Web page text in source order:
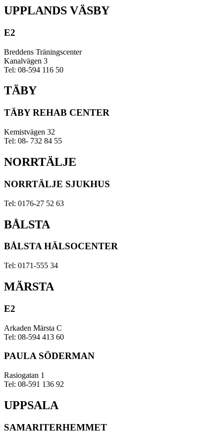
UPPLANDS VÄSBY
E2
Breddens Träningscenter
Kanalvägen 3
Tel: 08-594 116 50
TÄBY
TÄBY REHAB CENTER
Kemistvägen 32
Tel: 08- 732 84 55
NORRTÄLJE
NORRTÄLJE SJUKHUS
Tel: 0176-27 52 63
BÅLSTA
BÅLSTA HÄLSOCENTER
Tel: 0171-555 34
MÄRSTA
E2
Arkaden Märsta C
Tel: 08-594 413 60
PAULA SÖDERMAN
Rasiogatan 1
Tel: 08-591 136 92
UPPSALA
SAMARITERHEMMET